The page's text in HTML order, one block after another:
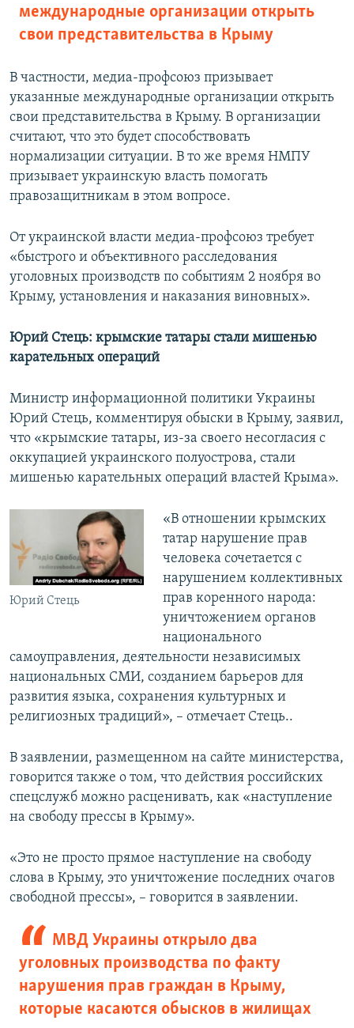
международные организации открыть
свои представительства в Крыму
В частности, медиа-профсоюз призывает
указанные международные организации открыть
свои представительства в Крыму. В организации
считают, что это будет способствовать
нормализации ситуации. В то же время НМПУ
призывает украинскую власть помогать
правозащитникам в этом вопросе.
От украинской власти медиа-профсоюз требует
«быстрого и объективного расследования
уголовных производств по событиям 2 ноября во
Крыму, установления и наказания виновных».
Юрий Стець: крымские татары стали мишенью
карательных операций
Министр информационной политики Украины
Юрий Стець, комментируя обыски в Крыму, заявил,
что «крымские татары, из-за своего несогласия с
оккупацией украинского полуострова, стали
мишенью карательных операций властей Крыма».
Юрий Стець
«В отношении крымских
татар нарушение прав
человека сочетается с
нарушением коллективных
прав коренного народа:
уничтожением органов
национального
самоуправления, деятельности независимых
национальных СМИ, созданием барьеров для
развития языка, сохранения культурных и
религиозных традиций», – отмечает Стець..
В заявлении, размещенном на сайте министерства,
говорится также о том, что действия российских
спецслужб можно расценивать, как «наступление
на свободу прессы в Крыму».
«Это не просто прямое наступление на свободу
слова в Крыму, это уничтожение последних очагов
свободной прессы», – говорится в заявлении.
МВД Украины открыло два
уголовных производства по факту
нарушения прав граждан в Крыму,
которые касаются обысков в жилищах